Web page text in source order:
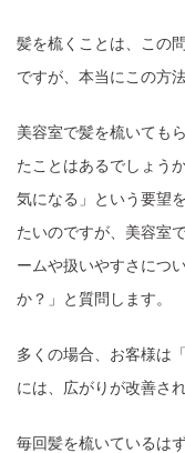
髪を梳くことは、この
ですが、本当にこの方
美容室で髪を梳いても
たことはあるでしょう
気になる」という要望
たいのですが、美容室
ームや扱いやすさにつ
か？」と質問します。
多くの場合、お客様は
には、広がりが改善さ
毎回髪を梳いているは